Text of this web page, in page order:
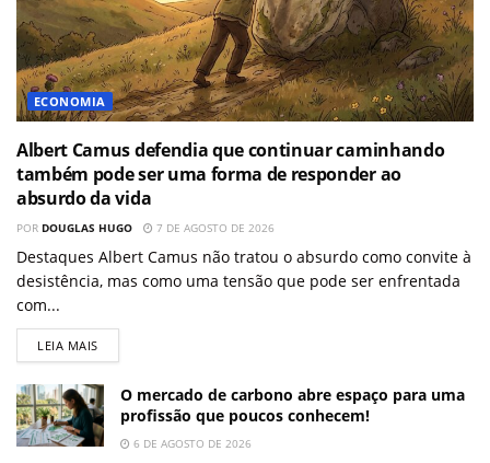
ECONOMIA
Albert Camus defendia que continuar caminhando
também pode ser uma forma de responder ao
absurdo da vida
POR DOUGLAS HUGO 7 DE AGOSTO DE 2026
Destaques Albert Camus não tratou o absurdo como convite à
desistência, mas como uma tensão que pode ser enfrentada
com...
LEIA MAIS
O mercado de carbono abre espaço para uma
profissão que poucos conhecem!
6 DE AGOSTO DE 2026